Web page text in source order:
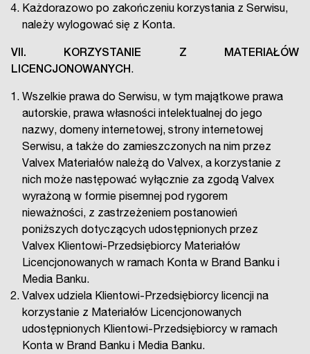
Każdorazowo po zakończeniu korzystania z Serwisu,
należy wylogować się z Konta.
VII. KORZYSTANIE Z MATERIAŁÓW
LICENCJONOWANYCH.
Wszelkie prawa do Serwisu, w tym majątkowe prawa
autorskie, prawa własności intelektualnej do jego
nazwy, domeny internetowej, strony internetowej
Serwisu, a także do zamieszczonych na nim przez
Valvex Materiałów należą do Valvex, a korzystanie z
nich może następować wyłącznie za zgodą Valvex
wyrażoną w formie pisemnej pod rygorem
nieważności, z zastrzeżeniem postanowień
poniższych dotyczących udostępnionych przez
Valvex Klientowi-Przedsiębiorcy Materiałów
Licencjonowanych w ramach Konta w Brand Banku i
Media Banku.
Valvex udziela Klientowi-Przedsiębiorcy licencji na
korzystanie z Materiałów Licencjonowanych
udostępnionych Klientowi-Przedsiębiorcy w ramach
Konta w Brand Banku i Media Banku.